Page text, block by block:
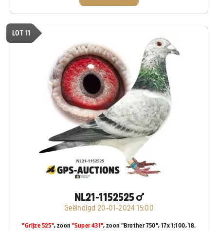
LOT 11
NL21-1152525
Geëindigd 20-01-2024 15:00
"Grijze 525", zoon "Super 431", zoon "Brother 750", 17x 1:100, 18.